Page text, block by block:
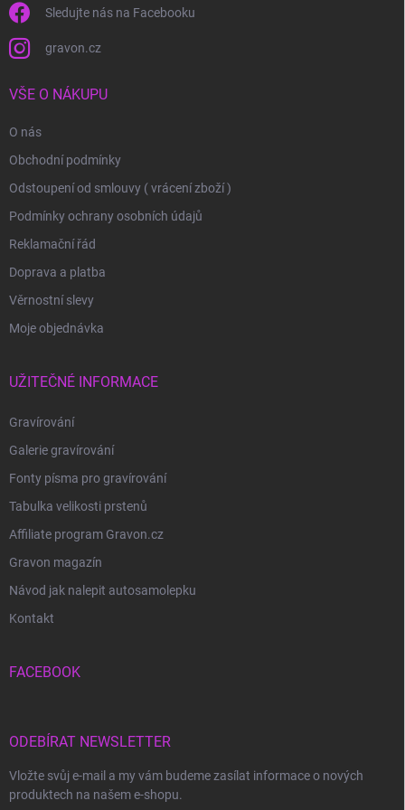
Sledujte nás na Facebooku
gravon.cz
VŠE O NÁKUPU
O nás
Obchodní podmínky
Odstoupení od smlouvy ( vrácení zboží )
Podmínky ochrany osobních údajů
Reklamační řád
Doprava a platba
Věrnostní slevy
Moje objednávka
UŽITEČNÉ INFORMACE
Gravírování
Galerie gravírování
Fonty písma pro gravírování
Tabulka velikosti prstenů
Affiliate program Gravon.cz
Gravon magazín
Návod jak nalepit autosamolepku
Kontakt
FACEBOOK
ODEBÍRAT NEWSLETTER
Vložte svůj e-mail a my vám budeme zasílat informace o nových
produktech na našem e-shopu.